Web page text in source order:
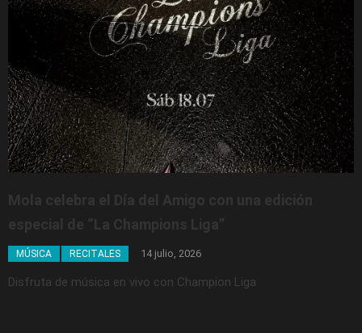
Mola celebra el Día del Amigo con una edición
especial de “La Champions Liga”
MÚSICA RECITALES 14 julio, 2026
Disfruta de música en vivo con Champion Liga